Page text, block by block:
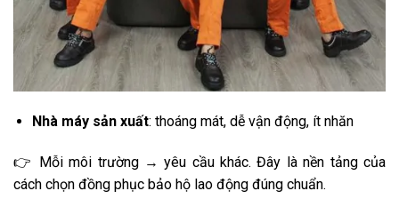
Nhà máy sản xuất: thoáng mát, dễ vận động, ít nhăn
👉 Mỗi môi trường → yêu cầu khác. Đây là nền tảng của
cách chọn đồng phục bảo hộ lao động đúng chuẩn.